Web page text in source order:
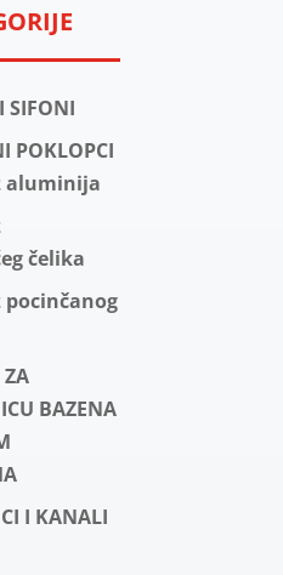
SIFONI
POKLOPCI
aluminija
čelika
pocinčanog
ZA
BAZENA
I KANALI